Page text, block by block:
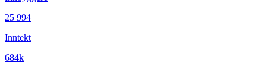
25 994
Inntekt
684k